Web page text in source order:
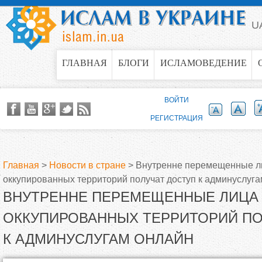
Jump to navigation
ГЛАВНАЯ БЛОГИ ИСЛАМОВЕДЕНИЕ
В
ы
з
Главная > Новости в стране > Внутренне перемещенные
оккупированных территорий получат доступ к
ВНУТРЕННЕ ПЕРЕМЕЩЕННЫЕ
ОККУПИРОВАННЫХ ТЕРРИТОРИЙ
К АДМИНУСЛУГАМ ОНЛАЙН
ВОЙТИ
РЕГИСТРАЦИЯ